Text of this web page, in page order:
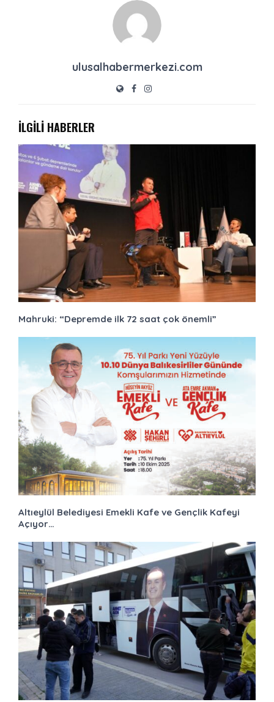
ulusalhabermerkezi.com
İLGİLİ HABERLER
Mahruki: “Depremde ilk 72 saat çok önemli”
Altıeylül Belediyesi Emekli Kafe ve Gençlik Kafeyi
Açıyor…